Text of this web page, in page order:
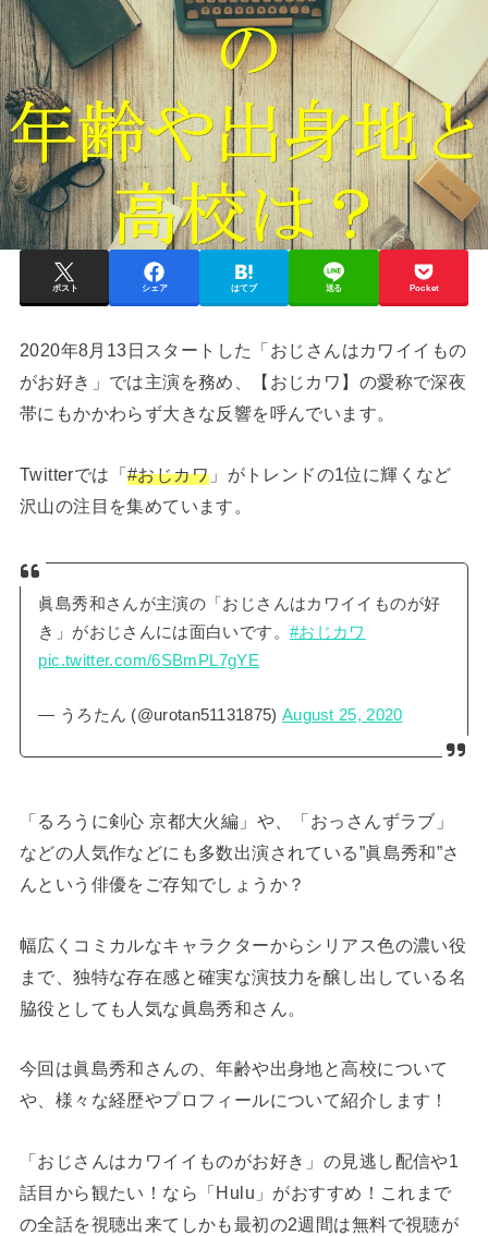
ポスト シェア はてブ 送る Pocket
2020年8月13日スタートした「おじさんはカワイイもの
がお好き」では主演を務め、【おじカワ】の愛称で深夜
帯にもかかわらず大きな反響を呼んでいます。
Twitterでは「#おじカワ 」がトレンドの1位に輝くなど
沢山の注目を集めています。
眞島秀和さんが主演の「おじさんはカワイイものが好
き」がおじさんには面白いです。 #おじカワ
pic.twitter.com/6SBmPL7gYE
— うろたん (@urotan51131875) August 25, 2020
「るろうに剣心 京都大火編」や、「おっさんずラブ」
などの人気作などにも多数出演されている”眞島秀和”さ
んという俳優をご存知でしょうか？
幅広くコミカルなキャラクターからシリアス色の濃い役
まで、独特な存在感と確実な演技力を醸し出している名
脇役としても人気な眞島秀和さん。
今回は眞島秀和さんの、年齢や出身地と高校について
や、様々な経歴やプロフィールについて紹介します！
「おじさんはカワイイものがお好き」の見逃し配信や1
話目から観たい！なら「Hulu」がおすすめ！これまで
の全話を視聴出来てしかも最初の2週間は無料で視聴が